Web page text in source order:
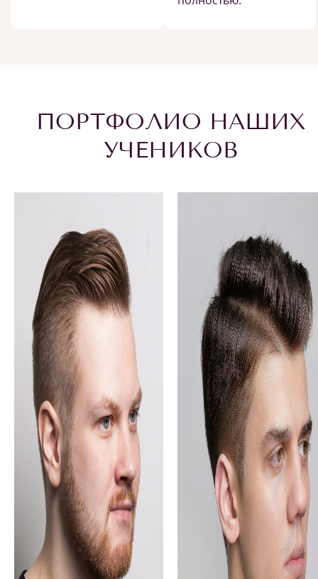
ПОРТФОЛИО НАШИХ
УЧЕНИКОВ